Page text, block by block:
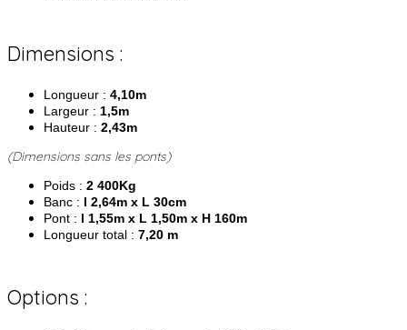
Dimensions :
Longueur : 4,10m
Largeur : 1,5m
Hauteur : 2,43m
(Dimensions sans les ponts)
Poids : 2 400Kg
Banc : l 2,64m x L 30cm
Pont : l 1,55m x L 1,50m x H 160m
Longueur total : 7,20 m
Options :